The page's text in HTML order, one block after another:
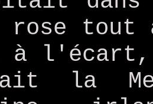
rose tout
à
la